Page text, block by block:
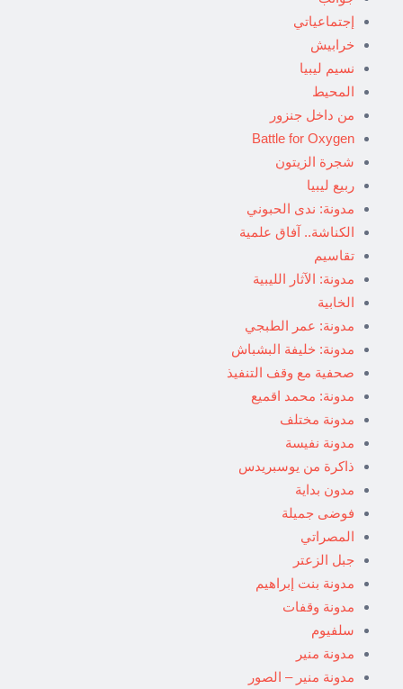
إجتماعياتي
خرابيش
نسيم ليبيا
المحيط
من داخل جنزور
Battle for Oxygen
شجرة الزيتون
ربيع ليبيا
مدونة: ندى الحبوني
الكناشة.. آفاق علمية
تقاسيم
مدونة: الآثار الليبية
الخابية
مدونة: عمر الطبجي
مدونة: خليفة البشباش
صحفية مع وقف التنفيذ
مدونة: محمد اقميع
مدونة مختلف
مدونة نفيسة
ذاكرة من يوسبريدس
مدون بداية
فوضى جميلة
المصراتي
جبل الزعتر
مدونة بنت إبراهيم
مدونة وقفات
سلفيوم
مدونة منير
مدونة منير – الصور